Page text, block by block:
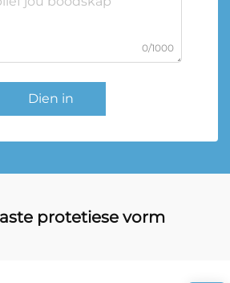
0/1000
Dien in
protetiese vorm